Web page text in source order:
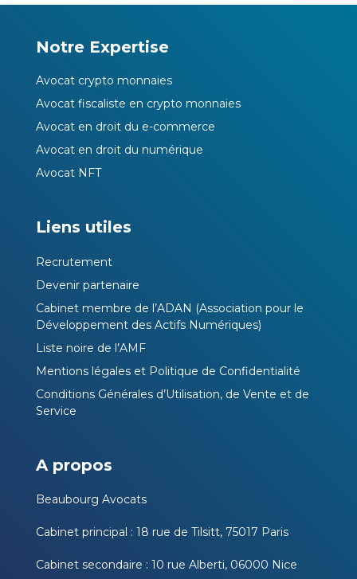
Notre Expertise
Avocat crypto monnaies
Avocat fiscaliste en crypto monnaies
Avocat en droit du e-commerce
Avocat en droit du numérique
Avocat NFT
Liens utiles
Recrutement
Devenir partenaire
Cabinet membre de l’ADAN (Association pour le
Développement des Actifs Numériques)
Liste noire de l’AMF
Mentions légales et Politique de Confidentialité
Conditions Générales d’Utilisation, de Vente et de
Service
A propos
Beaubourg Avocats
Cabinet principal : 18 rue de Tilsitt, 75017 Paris
Cabinet secondaire : 10 rue Alberti, 06000 Nice